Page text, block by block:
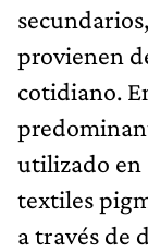
provienen
cotidiano.
utilizado en
textiles
a través de